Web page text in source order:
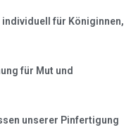
für Königinnen,
für Mut und
unserer Pinfertigung